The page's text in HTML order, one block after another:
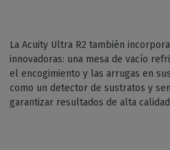
La Acuity Ultra R2 también
innovadoras: una mesa de vacío
el encogimiento y las arrugas en
como un detector de sustratos y
garantizar resultados de alta